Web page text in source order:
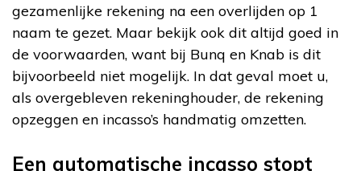
gezamenlijke rekening na een overlijden op 1
naam te gezet. Maar bekijk ook dit altijd goed in
de voorwaarden, want bij Bunq en Knab is dit
bijvoorbeeld niet mogelijk. In dat geval moet u,
als overgebleven rekeninghouder, de rekening
opzeggen en incasso’s handmatig omzetten.
Een automatische incasso stopt